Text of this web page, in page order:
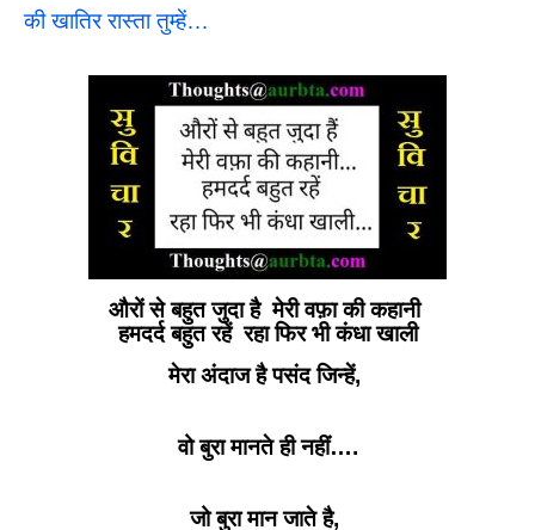
की खातिर रास्ता तुम्हें…
औरों से बहुत जुदा है मेरी वफ़ा की कहानी
हमदर्द बहुत रहें रहा फिर भी कंधा खाली
मेरा अंदाज है पसंद जिन्हें,
वो बुरा मानते ही नहीं….
जो बुरा मान जाते है,